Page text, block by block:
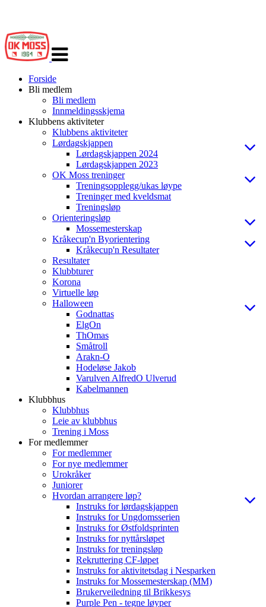
navigasjon
Forside
Bli medlem
Bli medlem
Innmeldingsskjema
Klubbens aktiviteter
Klubbens aktiviteter
Lørdagskjappen
Lørdagskjappen 2024
Lørdagskjappen 2023
OK Moss treninger
Treningsopplegg/ukas løype
Treninger med kveldsmat
Treningsløp
Orienteringsløp
Mossemesterskap
Kråkecup'n Byorientering
Kråkecup'n Resultater
Resultater
Klubbturer
Korona
Virtuelle løp
Halloween
Godnattas
ElgOn
ThOmas
Småtroll
Arakn-O
Hodeløse Jakob
Varulven AlfredO Ulverud
Kabelmannen
Klubbhus
Klubbhus
Leie av klubbhus
Trening i Moss
For medlemmer
For medlemmer
For nye medlemmer
Urokråker
Juniorer
Hvordan arrangere løp?
Instruks for lørdagskjappen
Instruks for Ungdomsserien
Instruks for Østfoldsprinten
Instruks for nyttårsløpet
Instruks for treningsløp
Rekruttering CF-løpet
Instruks for aktivitetsdag i Nesparken
Instruks for Mossemesterskap (MM)
Brukerveiledning til Brikkesys
Purple Pen - tegne løyper